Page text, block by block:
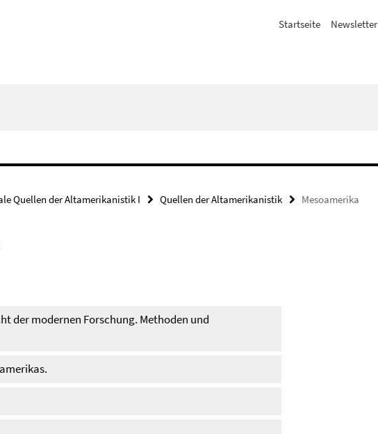
Startseite Newsletter
Quellen der Altamerikanistik I Quellen der Altamerikanistik Mesoamerika
der modernen Forschung. Methoden und